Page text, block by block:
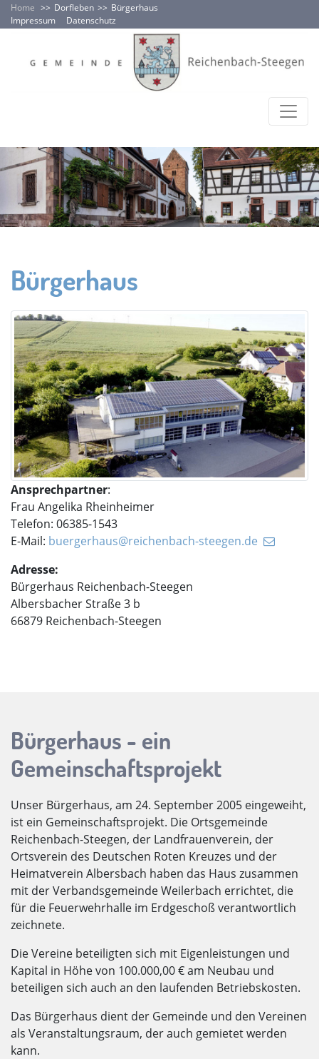
Home Dorfleben
Bürgerhaus
Impressum
Datenschutz
Bürgerhaus
Ansprechpartner:
Frau Angelika Rheinheimer
Telefon: 06385-1543
E-Mail: buergerhaus@reichenbach-steegen.de
Adresse:
Bürgerhaus Reichenbach-Steegen
Albersbacher Straße 3 b
66879 Reichenbach-Steegen
Bürgerhaus - ein
Gemeinschaftsprojekt
Unser Bürgerhaus, am 24. September 2005 eingeweiht,
ist ein Gemeinschaftsprojekt. Die Ortsgemeinde
Reichenbach-Steegen, der Landfrauenverein, der
Ortsverein des Deutschen Roten Kreuzes und der
Heimatverein Albersbach haben das Haus zusammen
mit der Verbandsgemeinde Weilerbach errichtet, die
für die Feuerwehrhalle im Erdgeschoß verantwortlich
zeichnete.
Die Vereine beteiligten sich mit Eigenleistungen und
Kapital in Höhe von 100.000,00 € am Neubau und
beteiligen sich auch an den laufenden Betriebskosten.
Das Bürgerhaus dient der Gemeinde und den Vereinen
als Veranstaltungsraum, der auch gemietet werden
kann.